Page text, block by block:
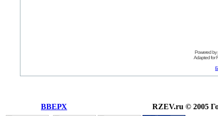
Powered by
Adapted for
ВВЕРХ RZEV.ru © 2005